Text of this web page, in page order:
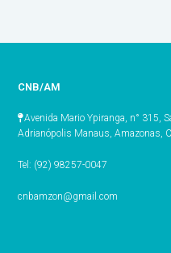
CNB/AM
Avenida Mario Ypiranga, n° 315,
Adrianópolis Manaus, Amazonas,
Tel: (92) 98257-0047
cnbamzon@gmail.com